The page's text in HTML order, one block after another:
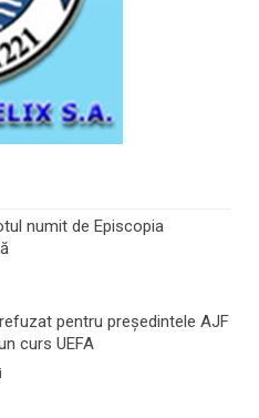
numit de Episcopia
pentru preşedintele AJF
curs UEFA